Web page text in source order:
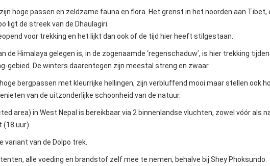
hoge passen en zeldzame fauna en flora. Het grenst in het noorden aan
ligt de streek van de Dhaulagiri.
voor trekking en het lijkt dan ook of de tijd hier heeft stilgestaan.
de Himalaya gelegen is, in de zogenaamde ‘regenschaduw’, is hier trekking
gebied. De winters daarentegen zijn meestal streng en zwaar.
bergpassen met kleurrijke hellingen, zijn verbluffend mooi maar stellen ook
van de uitzonderlijke schoonheid van de natuur.
area) in West Nepal is bereikbaar via 2 binnenlandse vluchten, zowel vóór als
uur).
variant van de Dolpo trek.
alle voeding en brandstof zelf mee te nemen, behalve bij Shey Phoksundo.